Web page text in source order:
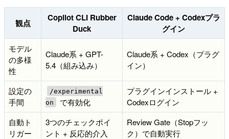
観点
Copilot CLI Rubber
Duck
Claude Code + Codexプラ
グイン
モデル
の多様
性
Claude系 + GPT-
5.4（組み込み）
Claude系 + Codex（プラグ
イン）
設定の
手間
/experimental
on
で有効化
プラグインインストール +
Codexログイン
自動ト
リガー
3つのチェックポイ
ント + 反応的介入
Review Gate（Stopフッ
ク）で自動実行